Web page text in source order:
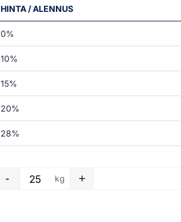
HINTA / ALENNUS
0%
10%
15%
20%
28%
Leveä kalvo, kirkas - 1000 x
- kg +